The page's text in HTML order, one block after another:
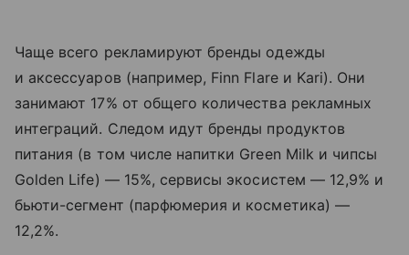
Чаще всего рекламируют бренды одежды
и аксессуаров (например, Finn Flare и Kari). Они
занимают 17% от общего количества рекламных
интеграций. Следом идут бренды продуктов
питания (в том числе напитки Green Milk и чипсы
Golden Life) — 15%, сервисы экосистем — 12,9% и
бьюти-сегмент (парфюмерия и косметика) —
12,2%.